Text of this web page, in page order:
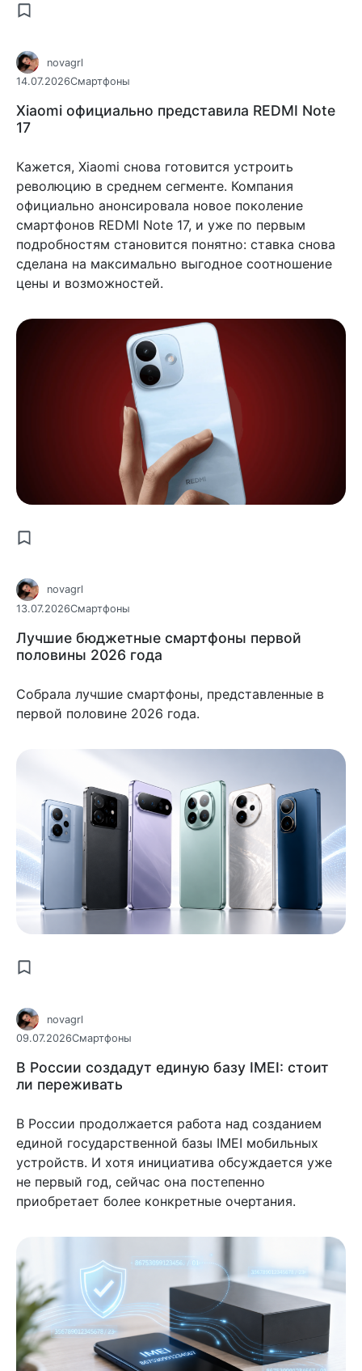
novagrl
14.07.2026Смартфоны
Xiaomi официально представила REDMI Note
17
Кажется, Xiaomi снова готовится устроить
революцию в среднем сегменте. Компания
официально анонсировала новое поколение
смартфонов REDMI Note 17, и уже по первым
подробностям становится понятно: ставка снова
сделана на максимально выгодное соотношение
цены и возможностей.
novagrl
13.07.2026Смартфоны
Лучшие бюджетные смартфоны первой
половины 2026 года
Собрала лучшие смартфоны, представленные в
первой половине 2026 года.
novagrl
09.07.2026Смартфоны
В России создадут единую базу IMEI: стоит
ли переживать
В России продолжается работа над созданием
единой государственной базы IMEI мобильных
устройств. И хотя инициатива обсуждается уже
не первый год, сейчас она постепенно
приобретает более конкретные очертания.